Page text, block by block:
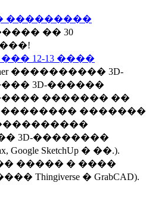
���������
�� 30
12-13 ����
���������� 3D-
3D-������
������� ��
�������
3D-��������
Google SketchUp � ��.).
����� � ����
� GrabCAD).